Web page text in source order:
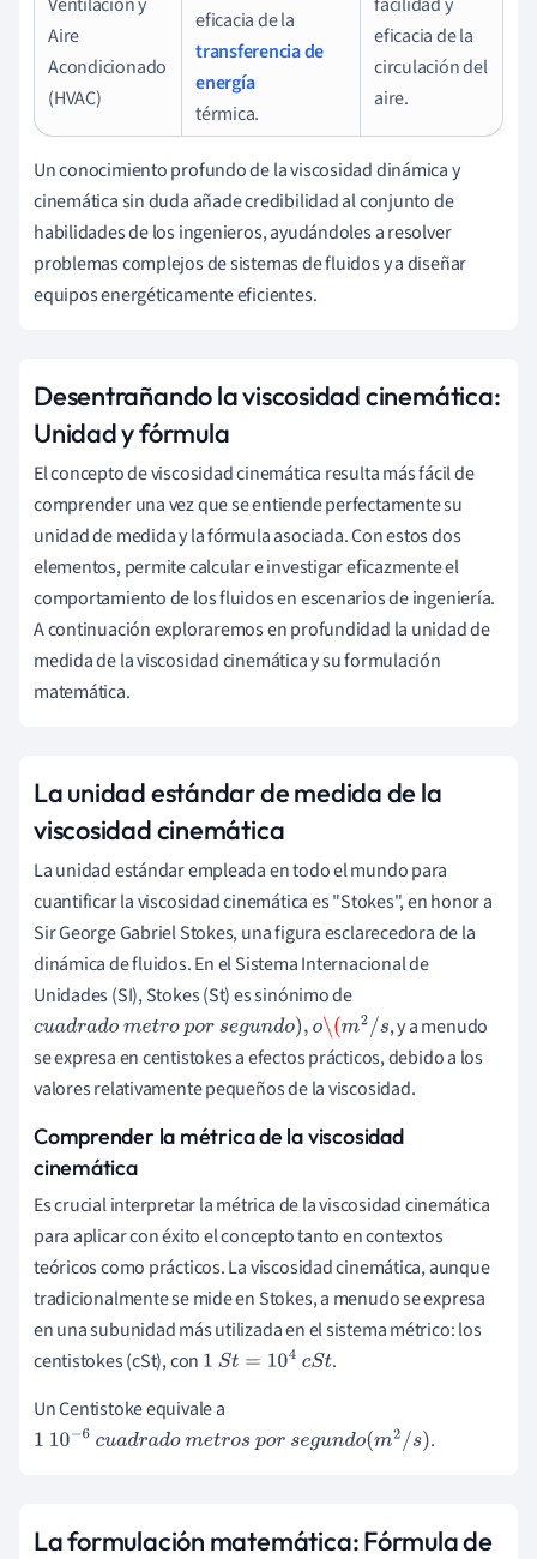
Aire
Acondicionado
(HVAC)
eficacia de la
transferencia de
energía
térmica.
eficacia de la
circulación del
aire.
Un conocimiento profundo de la viscosidad dinámica y
cinemática sin duda añade credibilidad al conjunto de
habilidades de los ingenieros, ayudándoles a resolver
problemas complejos de sistemas de fluidos y a diseñar
equipos energéticamente eficientes.
Desentrañando la viscosidad cinemática:
Unidad y fórmula
El concepto de viscosidad cinemática resulta más fácil de
comprender una vez que se entiende perfectamente su
unidad de medida y la fórmula asociada. Con estos dos
elementos, permite calcular e investigar eficazmente el
comportamiento de los fluidos en escenarios de ingeniería.
A continuación exploraremos en profundidad la unidad de
medida de la viscosidad cinemática y su formulación
matemática.
La unidad estándar de medida de la
viscosidad cinemática
La unidad estándar empleada en todo el mundo para
cuantificar la viscosidad cinemática es "Stokes", en honor a
Sir George Gabriel Stokes, una figura esclarecedora de la
dinámica de fluidos. En el Sistema Internacional de
Unidades (SI), Stokes (St) es sinónimo de
cuadradometroporsegundo),o\(m2/s
, y a menudo
se expresa en centistokes a efectos prácticos, debido a los
valores relativamente pequeños de la viscosidad.
Comprender la métrica de la viscosidad
cinemática
Es crucial interpretar la métrica de la viscosidad cinemática
para aplicar con éxito el concepto tanto en contextos
teóricos como prácticos. La viscosidad cinemática, aunque
tradicionalmente se mide en Stokes, a menudo se expresa
en una subunidad más utilizada en el sistema métrico: los
centistokes (cSt), con 1St=104 cSt
.
Un Centistoke equivale a
110−6cuadradometrosporsegun do(m2/s) .
La formulación matemática: Fórmula de